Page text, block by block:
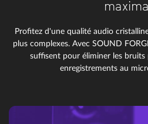
Profitez d'une qualité audio
plus complexes. Avec SOUND
suffisent pour éliminer les bruits
enregistrements au